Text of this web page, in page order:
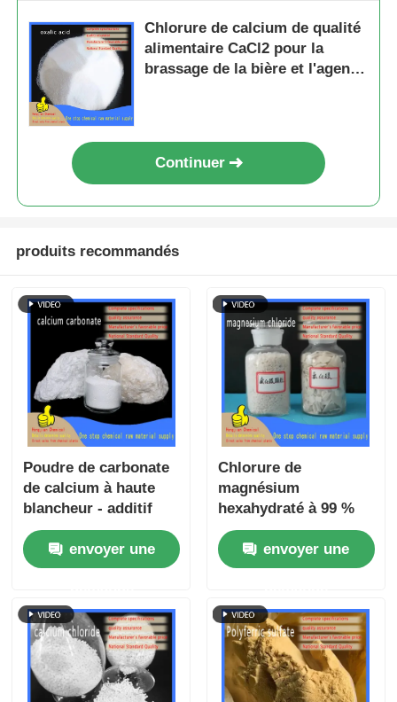
Chlorure de calcium de qualité
alimentaire CaCl2 pour la
brassage de la bière et l'agent
Continuer
produits recommandés
Poudre de carbonate
de calcium à haute
blancheur - additif
alimentaire E170 et
charge plastique pour
applications
envoyer une
Chlorure de
magnésium
hexahydraté à 99 %
de pureté
MgCl₂·6H₂O pour
agent de dégivrage et
poussière
envoyer une